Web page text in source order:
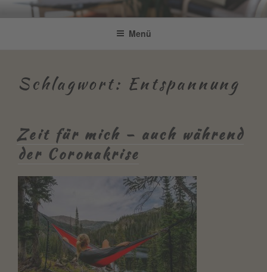
InhaltBe Connected by Bettina Bonkas
Resilienz | Coaching | Englisch +
Menü
Schlagwort: Entspannung
Zeit für mich – auch während
der Coronakrise